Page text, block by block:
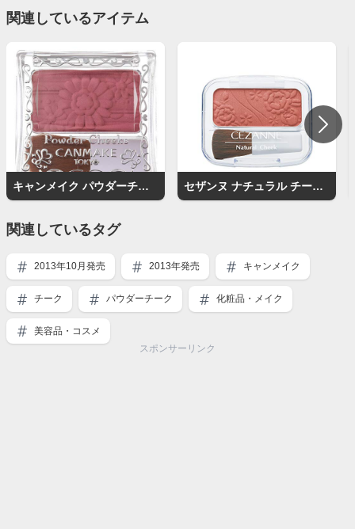
関連しているアイテム
キャンメイク パウダーチークス セザンヌ ナチュラル チークN
関連しているタグ
2013年10月発売 2013年発売 キャンメイク
チーク パウダーチーク 化粧品・メイク
美容品・コスメ
スポンサーリンク